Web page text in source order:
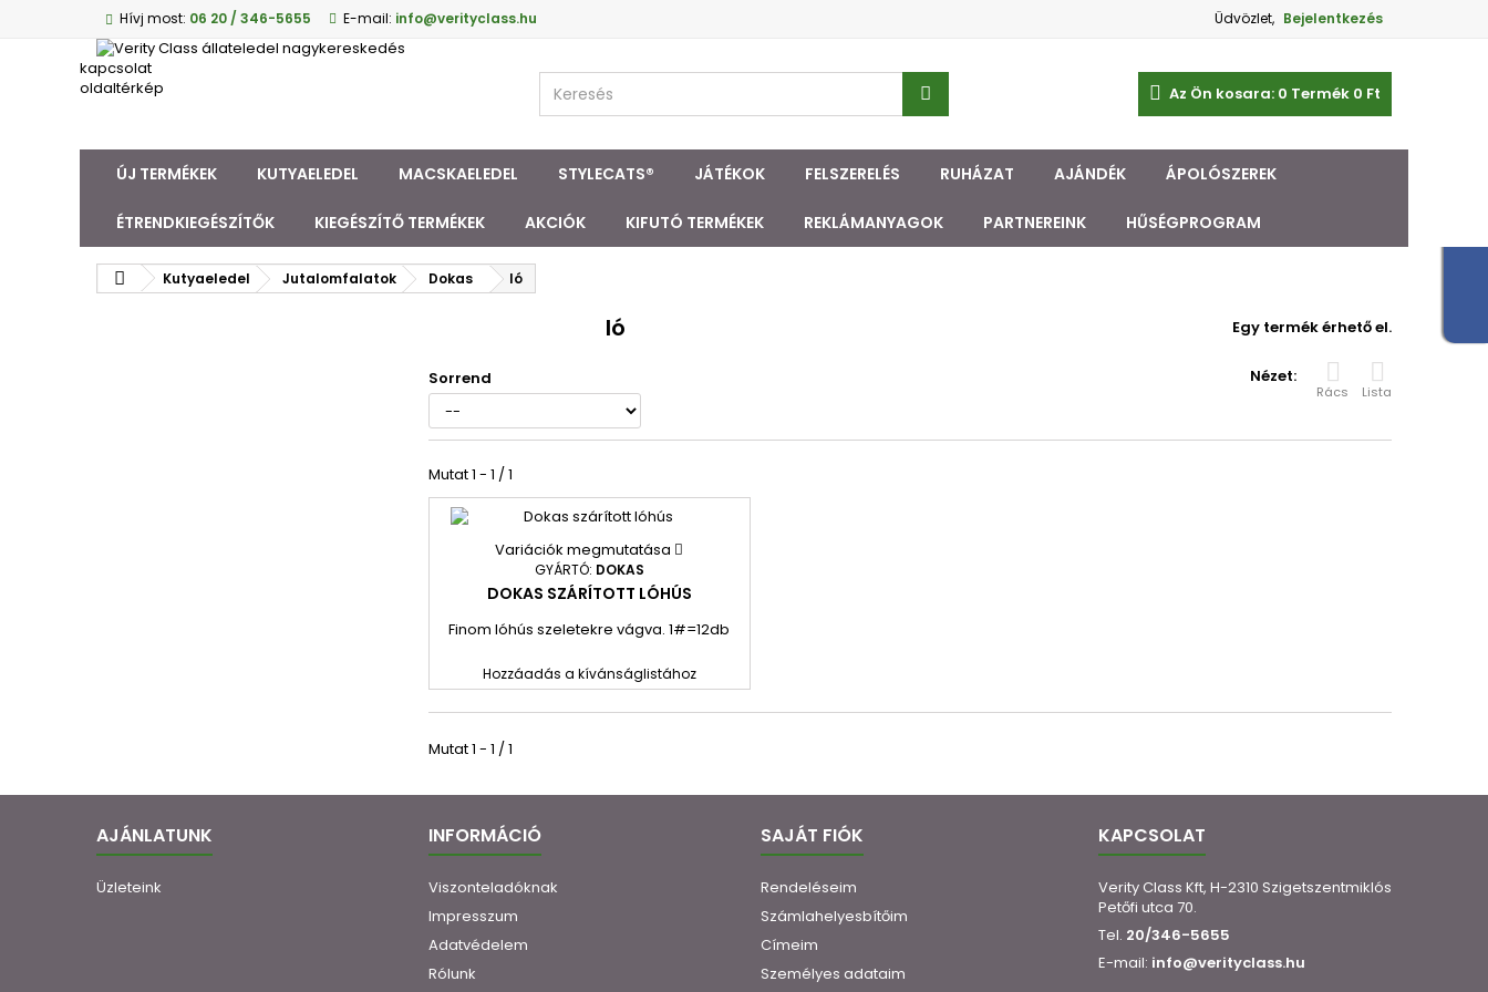
Üdvözlet, Bejelentkezés
Hívj most: 06 20 / 346-5655 E-mail: info@verityclass.hu
Az Ön kosara: 0 Termék 0 Ft‎
ÚJ TERMÉKEK KUTYAELEDEL MACSKAELEDEL STYLECATS® JÁTÉKOK FELSZERELÉS RUHÁZAT AJÁNDÉK ÁPOLÓSZEREK
ÉTRENDKIEGÉSZÍTŐK KIEGÉSZÍTŐ TERMÉKEK AKCIÓK KIFUTÓ TERMÉKEK REKLÁMANYAGOK PARTNEREINK HŰSÉGPROGRAM
kapcsolat
oldaltérkép
Kutyaeledel Jutalomfalatok Dokas ló
ló Egy termék érhető el.
Nézet:
Rács Lista
Sorrend
Mutat 1 - 1 / 1
Variációk megmutatása
GYÁRTÓ: DOKAS
DOKAS SZÁRÍTOTT LÓHÚS
Finom lóhús szeletekre vágva. 1#=12db
Hozzáadás a kívánságlistához
Mutat 1 - 1 / 1
AJÁNLATUNK
Üzleteink
INFORMÁCIÓ
Viszonteladóknak
Impresszum
Adatvédelem
Rólunk
SAJÁT FIÓK
Rendeléseim
Számlahelyesbítőim
Címeim
Személyes adataim
KAPCSOLAT
Verity Class Kft, H-2310 Szigetszentmiklós
Petőfi utca 70.
Tel. 20/346-5655
E-mail: info@verityclass.hu